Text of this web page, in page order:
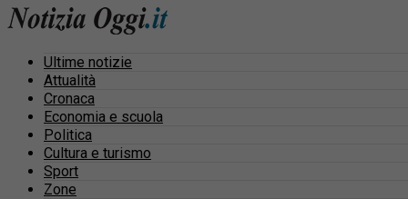
Ultime notizie
Attualità
Cronaca
Economia e scuola
Politica
Cultura e turismo
Sport
Zone